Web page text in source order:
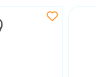
x 23 x 10 mm
s besplatnim
3 priključkom